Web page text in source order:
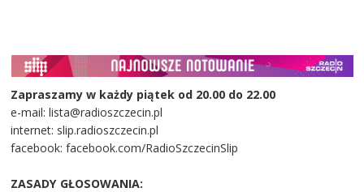
Zapraszamy w każdy piątek od 20.00 do 22.00
e-mail: lista@radioszczecin.pl
internet: slip.radioszczecin.pl
facebook: facebook.com/RadioSzczecinSlip
ZASADY GŁOSOWANIA: